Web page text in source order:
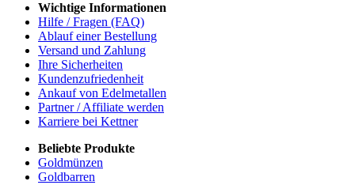
Wichtige Informationen
Hilfe / Fragen (FAQ)
Ablauf einer Bestellung
Versand und Zahlung
Ihre Sicherheiten
Kundenzufriedenheit
Ankauf von Edelmetallen
Partner / Affiliate werden
Karriere bei Kettner
Beliebte Produkte
Goldmünzen
Goldbarren